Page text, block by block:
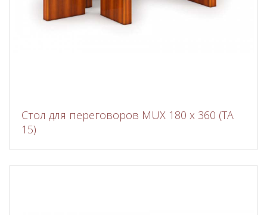
Стол для переговоров MUX 180 x 360 (TA
15)